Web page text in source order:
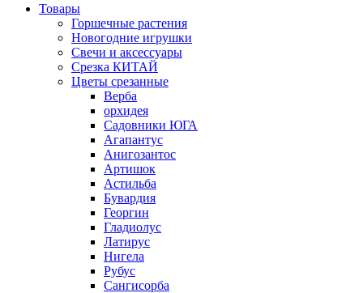
Товары
Горшечные растения
Новогодние игрушки
Свечи и аксессуары
Срезка КИТАЙ
Цветы срезанные
Верба
орхидея
Садовники ЮГА
Агапантус
Анигозантос
Артишок
Астильба
Бувардия
Георгин
Гладиолус
Латирус
Нигела
Рубус
Сангисорба